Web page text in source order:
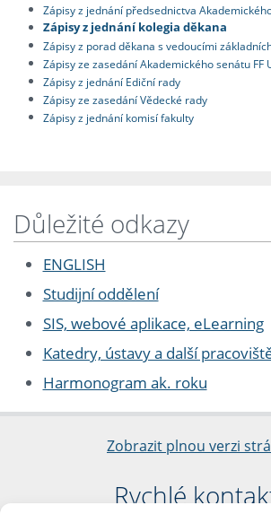
Zápisy z jednání předsednictva
Zápisy z jednání kolegia děkana
Zápisy z porad děkana s vedoucími
Zápisy ze zasedání Akademického senátu FF
Zápisy z jednání Ediční rady
Zápisy ze zasedání Vědecké rady
Zápisy z jednání komisí fakulty
Důležité odkazy
ENGLISH
Studijní oddělení
SIS, webové aplikace, eLearning
Katedry, ústavy a další
Harmonogram ak. roku
Zobrazit plnou verzi
Rychlé